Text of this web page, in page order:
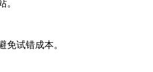
。
免试错成本。